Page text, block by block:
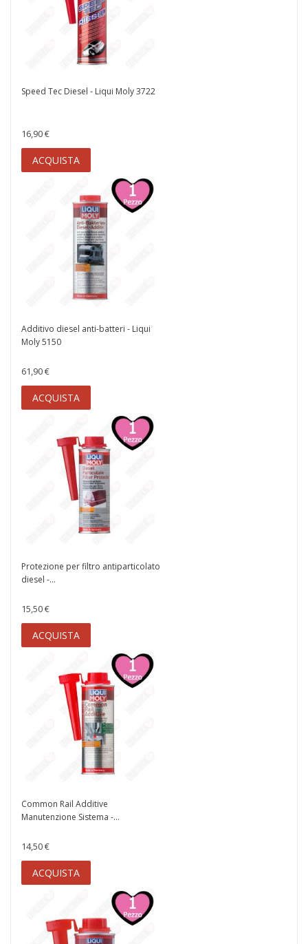
Speed Tec Diesel - Liqui Moly 3722
16,90 €
ACQUISTA
Additivo diesel anti-batteri - Liqui
Moly 5150
61,90 €
ACQUISTA
Protezione per filtro antiparticolato
diesel -...
15,50 €
ACQUISTA
Common Rail Additive
Manutenzione Sistema -...
14,50 €
ACQUISTA